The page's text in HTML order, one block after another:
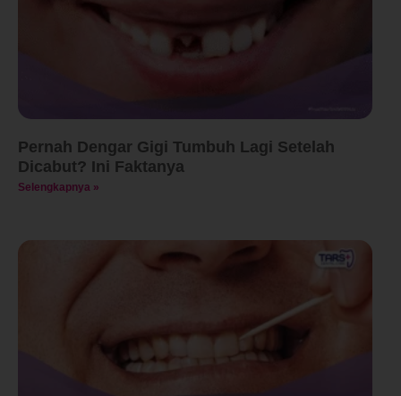
Pernah Dengar Gigi Tumbuh Lagi Setelah
Dicabut? Ini Faktanya
Selengkapnya »